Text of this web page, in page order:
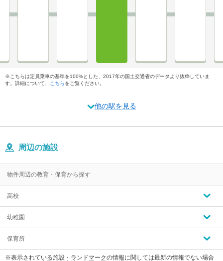
※こちらは定員乗車の基準を100%とした、2017年の国土交通省のデータより抜粋していま
す。詳細について、
こちらをご覧ください。
他の駅を見る
周辺の施設
物件周辺の教育・保育から探す
高校
幼稚園
保育所
※表示されている施設・ランドマークの情報に関しては最新の情報でない場合